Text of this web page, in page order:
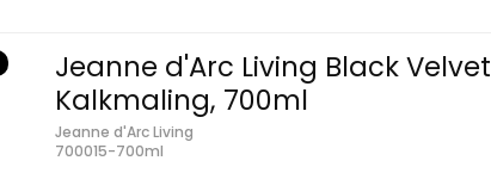
Jeanne d'Arc Living Black Velvet
Kalkmaling, 700ml
Jeanne d'Arc Living
700015-700ml